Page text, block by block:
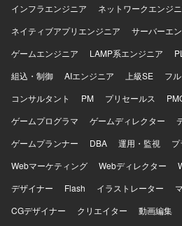
インフラエンジニア
ネットワークエンジ
ネイティブアプリエンジニア
サーバーエ
ゲームエンジニア
LAMP系エンジニア PL
組込・制御
AIエンジニア 上級SE
フ
コンサルタント
PM プリセールス
ゲームプログラマ
ゲームディレクター
ゲームプランナー
DBA 運用・監視
Webマーケティング
Webディレクター
デザイナー
Flash イラストレーター
CGデザイナー
クリエイター 動画編集